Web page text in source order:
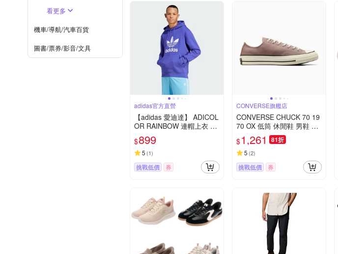
看更多
機車/導航/汽車百貨
圖書/票券/影音/文具
adidas官方直營
【adidas 愛迪達】 ADICOL
OR RAINBOW 連帽上衣 帽
T 男 - Originals IM9398
$899
5 (1)
挑戰低價 券
CONVERSE旗艦店
CONVERSE CHUCK 70 19
70 OX 低筒 休閒鞋 男鞋 女
鞋 卡其色-A12407C
$1,261 81折
5 (2)
挑戰低價 券